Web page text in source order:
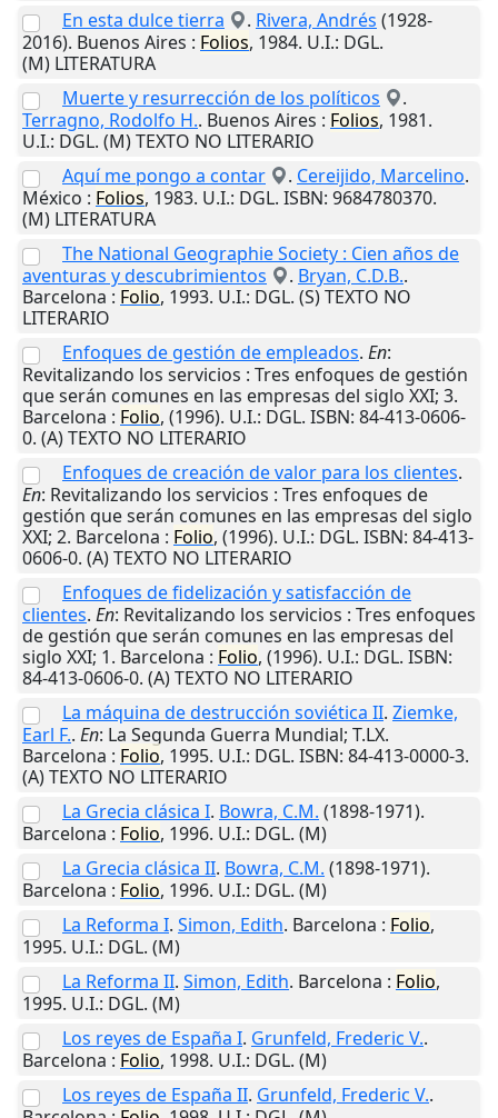
En esta dulce tierra
. Rivera, Andrés (1928-
2016). Buenos Aires : Folios, 1984. U.I.: DGL.
(M) LITERATURA
Muerte y resurrección de los políticos
.
Terragno, Rodolfo H.. Buenos Aires : Folios, 1981.
U.I.: DGL. (M) TEXTO NO LITERARIO
Aquí me pongo a contar
. Cereijido, Marcelino.
México : Folios, 1983. U.I.: DGL. ISBN: 9684780370.
(M) LITERATURA
The National Geographie Society : Cien años de
aventuras y descubrimientos
. Bryan, C.D.B..
Barcelona : Folio, 1993. U.I.: DGL. (S) TEXTO NO
LITERARIO
Enfoques de gestión de empleados. En:
Revitalizando los servicios : Tres enfoques de gestión
que serán comunes en las empresas del siglo XXI; 3.
Barcelona : Folio, (1996). U.I.: DGL. ISBN: 84-413-0606-
0. (A) TEXTO NO LITERARIO
Enfoques de creación de valor para los clientes.
En: Revitalizando los servicios : Tres enfoques de
gestión que serán comunes en las empresas del siglo
XXI; 2. Barcelona : Folio, (1996). U.I.: DGL. ISBN: 84-413-
0606-0. (A) TEXTO NO LITERARIO
Enfoques de fidelización y satisfacción de
clientes. En: Revitalizando los servicios : Tres enfoques
de gestión que serán comunes en las empresas del
siglo XXI; 1. Barcelona : Folio, (1996). U.I.: DGL. ISBN:
84-413-0606-0. (A) TEXTO NO LITERARIO
La máquina de destrucción soviética II. Ziemke,
Earl F.. En: La Segunda Guerra Mundial; T.LX.
Barcelona : Folio, 1995. U.I.: DGL. ISBN: 84-413-0000-3.
(A) TEXTO NO LITERARIO
La Grecia clásica I. Bowra, C.M. (1898-1971).
Barcelona : Folio, 1996. U.I.: DGL. (M)
La Grecia clásica II. Bowra, C.M. (1898-1971).
Barcelona : Folio, 1996. U.I.: DGL. (M)
La Reforma I. Simon, Edith. Barcelona : Folio,
1995. U.I.: DGL. (M)
La Reforma II. Simon, Edith. Barcelona : Folio,
1995. U.I.: DGL. (M)
Los reyes de España I. Grunfeld, Frederic V..
Barcelona : Folio, 1998. U.I.: DGL. (M)
Los reyes de España II. Grunfeld, Frederic V..